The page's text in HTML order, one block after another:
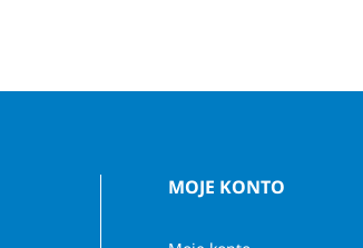
MOJE KONTO